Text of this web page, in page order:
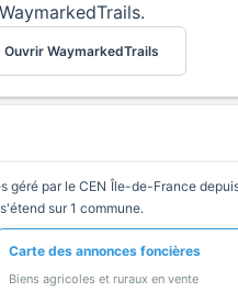
Ouvrir WaymarkedTrails
géré par le CEN Île-de-France
sur 1 commune.
Carte des annonces foncières
Biens agricoles et ruraux en vente